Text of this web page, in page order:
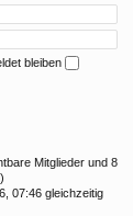
bleiben
Mitglieder und 8
07:46 gleichzeitig